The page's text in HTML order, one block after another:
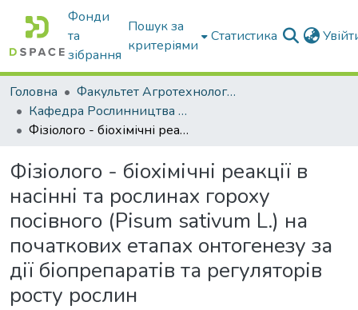
Фонди
та
зібрання
Пошук за
критеріями
Статистика
Головна
Факультет Агротехнологій та екології
Кафедра Рослинництва та садівництва ім. професора В.В. Калитки
Фізіолого - біохімічні реакції в насінні та рослинах гороху посівного (Pisum sativum L.) на початкових етапах онтогенезу за дії біопрепаратів та регуляторів росту рослин
Фізіолого - біохімічні реакції в
насінні та рослинах гороху
посівного (Pisum sativum L.) на
початкових етапах онтогенезу за
дії біопрепаратів та регуляторів
росту рослин